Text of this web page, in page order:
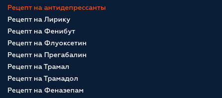
Рецепт на антидепрессанты
Рецепт на Лирику
Рецепт на Фенибут
Рецепт на Флуоксетин
Рецепт на Прегабалин
Рецепт на Трамал
Рецепт на Трамадол
Рецепт на Феназепам